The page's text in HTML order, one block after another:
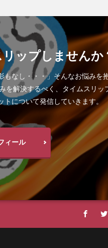
ップしませんか
もなし・・・」そんなお悩みを
を解決するべく、タイムスリッ
トについて発信していきます。
ィール